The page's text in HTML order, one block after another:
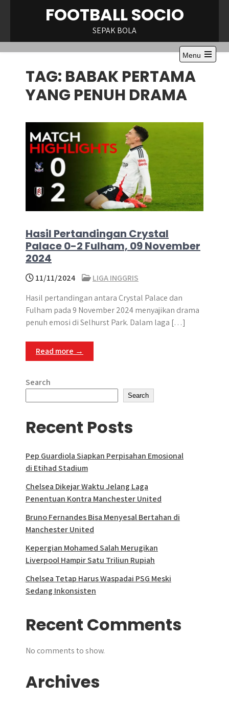
FOOTBALL SOCIO
SEPAK BOLA
Menu
Open
TAG: BABAK PERTAMA
YANG PENUH DRAMA
Hasil Pertandingan Crystal
Palace 0-2 Fulham, 09 November
2024
11/11/2024
LIGA INGGRIS
Hasil pertandingan antara Crystal Palace dan
Fulham pada 9 November 2024 menyajikan drama
penuh emosi di Selhurst Park. Dalam laga […]
Read more →
Search
Search
Recent Posts
Pep Guardiola Siapkan Perpisahan Emosional
di Etihad Stadium
Chelsea Dikejar Waktu Jelang Laga
Penentuan Kontra Manchester United
Bruno Fernandes Bisa Menyesal Bertahan di
Manchester United
Kepergian Mohamed Salah Merugikan
Liverpool Hampir Satu Triliun Rupiah
Chelsea Tetap Harus Waspadai PSG Meski
Sedang Inkonsisten
Recent Comments
No comments to show.
Archives